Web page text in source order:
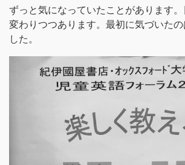
ずっと気になっていたことがあります
変わりつつあります。最初に気づいた
した。